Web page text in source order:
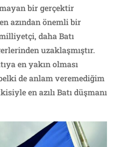
bir gerçektir
azından önemli bir
daha Batı
uzaklaşmıştır.
en yakın olması
de anlam veremediğim
en azılı Batı düşmanı